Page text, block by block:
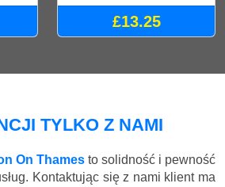
£13.25
TYLKO Z NAMI
On Thames to solidność i pewność
Kontaktując się z nami klient ma